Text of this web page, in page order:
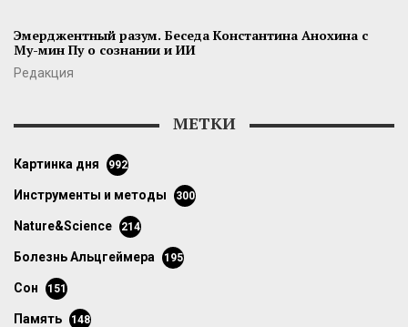
Эмерджентный разум. Беседа Константина Анохина с
Му-мин Пу о сознании и ИИ
Редакция
МЕТКИ
картинка дня 992
инструменты и методы 300
Nature&Science 214
болезнь Альцгеймера 195
сон 151
память 148